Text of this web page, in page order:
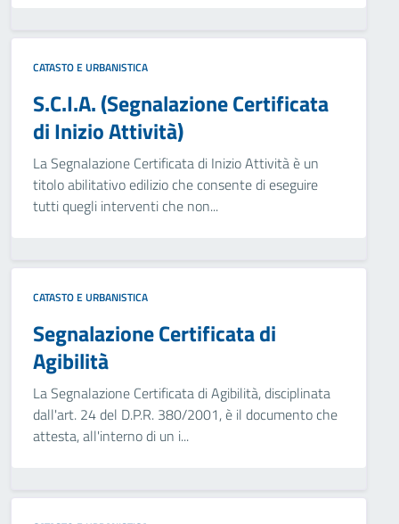
CATASTO E URBANISTICA
S.C.I.A. (Segnalazione Certificata
di Inizio Attività)
La Segnalazione Certificata di Inizio Attività è un
titolo abilitativo edilizio che consente di eseguire
tutti quegli interventi che non...
CATASTO E URBANISTICA
Segnalazione Certificata di
Agibilità
La Segnalazione Certificata di Agibilità, disciplinata
dall'art. 24 del D.P.R. 380/2001, è il documento che
attesta, all'interno di un i...